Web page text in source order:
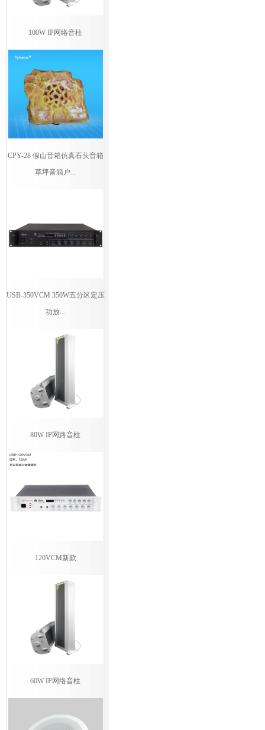
100W IP网络音柱
CPY-28 假山音箱仿真石头音箱
草坪音箱户...
USB-350VCM 350W五分区定压
功放...
80W IP网路音柱
120VCM新款
60W IP网络音柱